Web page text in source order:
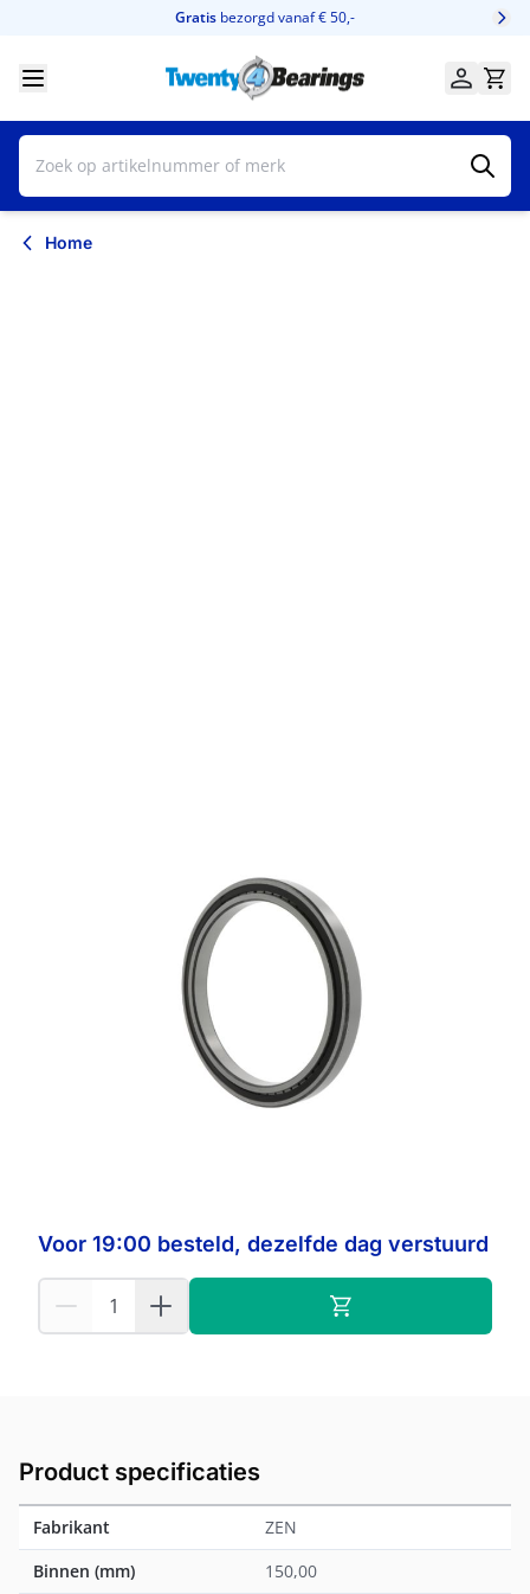
Gratis bezorgd vanaf € 50,-
Home
Cilindrische rollagers
150.00 mm
225.00 mm
56.00 mm
Voor 19:00 besteld, dezelfde dag verstuurd
Product specificaties
Fabrikant
ZEN
Binnen (mm)
150,00